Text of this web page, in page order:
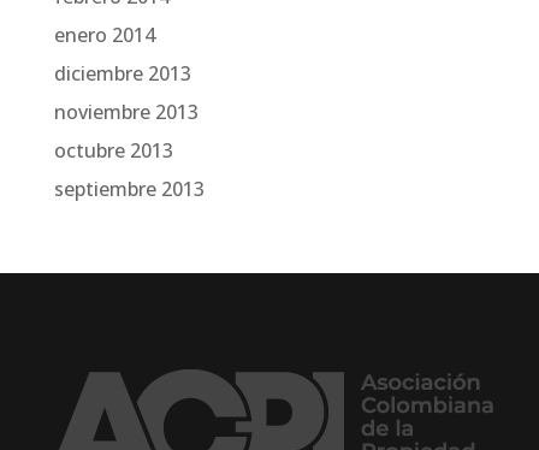
enero 2014
diciembre 2013
noviembre 2013
octubre 2013
septiembre 2013